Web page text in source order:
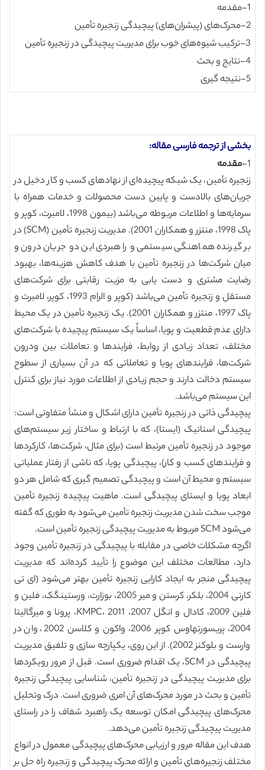
1-مقدمه
2-محرک‌های (پیشران‌های) پیچیدگی زنجیره تأمین
3-ترکیب شیوه‌های خوب برای مدیریت پیچیدگی در زنجیره تأمین
4-نتایج و بحث
5-نتیجه گیری
بخشی از ترجمه فارسی مقاله:
1- مقدمه
زنجیره تأمین، یک شبکه پیچیده‌ای از نهادهای کسب و کار دخیل در
جریان‌های بالادست و پایین دست محصولات و خدمات همراه با
سرمایه‌ها و اطلاعات مربوطه می‌باشد (بیمون 1998، لامبرت، کوپر و
پاک 1998، منتزر و همکاران 2001). مدیریت زنجیره تأمین (SCM) در
بر گیرنده هماهنگی سیستمی و راهبردی این دو جریان درون و
میان شرکت‌ها در زنجیره تأمین با هدف کاهش هزینه‌ها، بهبود
رضایت مشتری و دست یابی به مزیت رقابتی برای شرکت‌های
مستقل و زنجیره تأمین می‌باشد (کوپر و الرام 1993، کوپر، لامبرت و
پاک 1997، منتزر و همکاران 2001). یک زنجیره تأمین در یک محیط
دارای عدم قطعیت و پویا، اساساً یک سیستم پیچیده با شرکت‌های
مختلف، تعداد زیادی از روابط، فرایندها و تعاملات بین ودرون
شرکت‌ها، فرایندهای پویا و تعاملاتی که در آن بسیاری از سطوح
سیستم دخالت دارند و حجم زیادی از اطلاعات مورد نیاز برای کنترل
این سیستم می‌باشد.
پیچیدگی ذاتی در زنجیره تأمین دارای اشکال و منشأ متفاوتی است:
پیچیدگی استاتیک (ایستا)، که با ارتباط و ساختار زیر سیستم‌های
موجود در زنجیره تأمین مرتبط است (برای مثال، شرکت‌ها، کارکردها
و فرایندهای کسب و کار)، پیچیدگی پویا، که ناشی از رفتار عملیاتی
سیستم و محیط آن است و پیچیدگی تصمیم گیری که شامل هر دو
ابعاد پویا و ایستای پیچیدگی است. ماهیت پیچیده زنجیره تأمین
موجب سخت شدن مدیریت زنجیره تأمین می‌شود به طوری که گفته
می‌شود SCM مربوط به مدیریت پیچیدگی زنجیره تأمین است.
اگرچه مشکلات خاصی در مقابله با پیچیدگی در زنجیره تأمین وجود
دارد، مطالعات مختلف این موضوع را تأیید کرده‌اند که مدیریت
پیچیدگی منجر به ایجاد کارایی زنجیره تأمین بهتر می‌شود (ای تی
کارنی 2004، بلکر، کرستن و میر 2005، بوزارت، ورستینگک، فلین و
فلین 2009، کادال و انگل 2007، KMPC، 2011، پرونا و میرگالیتا
2004، پریسورتهاوس کوپر 2006، واکون و کلاسن 2002، وان در
وارست و بلوکنز 2002). از این روی، یکپارچه سازی و تلفیق مدیریت
پیچیدگی در SCM، یک اقدام ضروری است. قبل از مرور رویکردها
برای مدیریت پیچیدگی در زنجیره تأمین، شناسایی پیچیدگی زنجیره
تأمین و بحث در مورد محرک‌های آن امری ضروری است. درک وتحلیل
محرک‌های پیچیدگی امکان توسعه یک راهبرد شفاف را در راستای
مدیریت پیچیدگی زنجیره تأمین می‌دهد.
هدف این مقاله مرور و ارزیابی محرک‌های پیچیدگی معمول در انواع
مختلف زنجیره‌های تأمین و ارائه محرک پیچیدگی و زنجیره راه حل بر